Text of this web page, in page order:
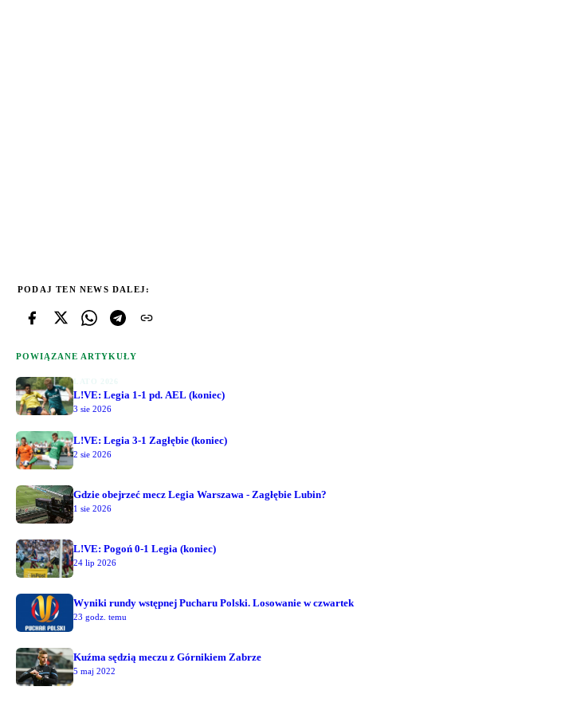
PODAJ TEN NEWS DALEJ:
POWIĄZANE ARTYKUŁY
L!VE: Legia 1-1 pd. AEL (koniec)
3 sie 2026
L!VE: Legia 3-1 Zagłębie (koniec)
2 sie 2026
Gdzie obejrzeć mecz Legia Warszawa - Zagłębie Lubin?
1 sie 2026
L!VE: Pogoń 0-1 Legia (koniec)
24 lip 2026
Wyniki rundy wstępnej Pucharu Polski. Losowanie w czwartek
23 godz. temu
Kuźma sędzią meczu z Górnikiem Zabrze
5 maj 2022